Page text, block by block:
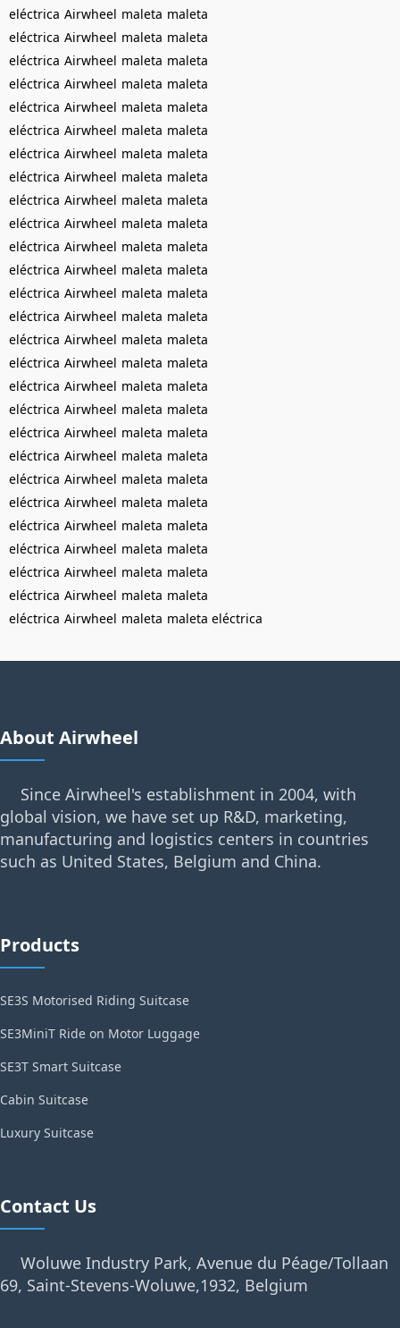
eléctrica Airwheel maleta maleta
eléctrica Airwheel maleta maleta
eléctrica Airwheel maleta maleta
eléctrica Airwheel maleta maleta
eléctrica Airwheel maleta maleta
eléctrica Airwheel maleta maleta
eléctrica Airwheel maleta maleta
eléctrica Airwheel maleta maleta
eléctrica Airwheel maleta maleta
eléctrica Airwheel maleta maleta
eléctrica Airwheel maleta maleta
eléctrica Airwheel maleta maleta
eléctrica Airwheel maleta maleta
eléctrica Airwheel maleta maleta
eléctrica Airwheel maleta maleta
eléctrica Airwheel maleta maleta
eléctrica Airwheel maleta maleta
eléctrica Airwheel maleta maleta
eléctrica Airwheel maleta maleta
eléctrica Airwheel maleta maleta
eléctrica Airwheel maleta maleta
eléctrica Airwheel maleta maleta
eléctrica Airwheel maleta maleta
eléctrica Airwheel maleta maleta
eléctrica Airwheel maleta maleta
eléctrica Airwheel maleta maleta
eléctrica Airwheel maleta maleta eléctrica
About Airwheel
Since Airwheel's establishment in 2004, with
global vision, we have set up R&D, marketing,
manufacturing and logistics centers in countries
such as United States, Belgium and China.
Products
SE3S Motorised Riding Suitcase
SE3MiniT Ride on Motor Luggage
SE3T Smart Suitcase
Cabin Suitcase
Luxury Suitcase
Contact Us
Woluwe Industry Park, Avenue du Péage/Tollaan
69, Saint-Stevens-Woluwe,1932, Belgium